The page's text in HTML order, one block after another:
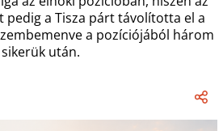
pedig a Tisza párt távolította el a
a pozíciójából három
után.